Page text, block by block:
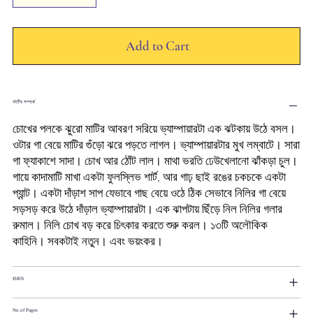
Add to Cart
বইটির সম্পর্কে
চোখের পলকে ঝুরো মাটির আবরণ সরিয়ে ভ্যাম্পায়ারটা এক ঝটকায় উঠে বসল।
ওটার গা বেয়ে মাটির গুঁড়ো ঝরে পড়তে লাগল। ভ্যাম্পায়ারটার মুখ লম্বাটে। সারা
গা ফ্যাকাশে সাদা। চোখ আর ঠোঁট লাল। মাথা ভরতি ঢেউখেলানো ঝাঁকড়া চুল।
গায়ে কাদামাটি মাখা একটা ফুলস্লিভ শার্ট, আর গাঢ় ছাই রঙের চকচকে একটা
প্যান্ট। একটা দাঁড়াশ সাপ যেভাবে গাছ বেয়ে ওঠে ঠিক সেভাবে নিলির গা বেয়ে
সড়সড় করে উঠে দাঁড়াল ভ্যাম্পায়ারটা। এক ঝাপটায় ছিঁড়ে নিল নিলির গলার
রুমাল। নিলি চোখ বড় করে চিৎকার করতে শুরু করল। ১৩টি অলৌকিক
কাহিনি। সবকটাই নতুন। এবং ভয়ংকর।
ISBN
No.of Pages